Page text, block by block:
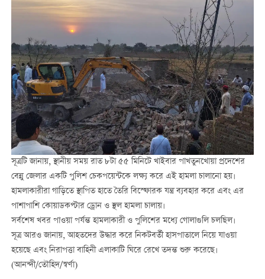
সূত্রটি জানায়, স্থানীয় সময় রাত ৮টা ৫৫ মিনিটে খাইবার পাখতুনখোয়া প্রদেশের
বেন্নু জেলার একটি পুলিশ চেকপয়েন্টকে লক্ষ্য করে এই হামলা চালানো হয়।
হামলাকারীরা গাড়িতে স্থাপিত হাতে তৈরি বিস্ফোরক যন্ত্র ব্যবহার করে এবং এর
পাশাপাশি কোয়াডকপ্টার ড্রোন ও স্থল হামলা চালায়।
সর্বশেষ খবর পাওয়া পর্যন্ত হামলাকারী ও পুলিশের মধ্যে গোলাগুলি চলছিল।
সূত্র আরও জানায়, আহতদের উদ্ধার করে নিকটবর্তী হাসপাতালে নিয়ে যাওয়া
হয়েছে এবং নিরাপত্তা বাহিনী এলাকাটি ঘিরে রেখে তদন্ত শুরু করেছে।
(আনন্দী/তৌহিদ/স্বর্ণা)